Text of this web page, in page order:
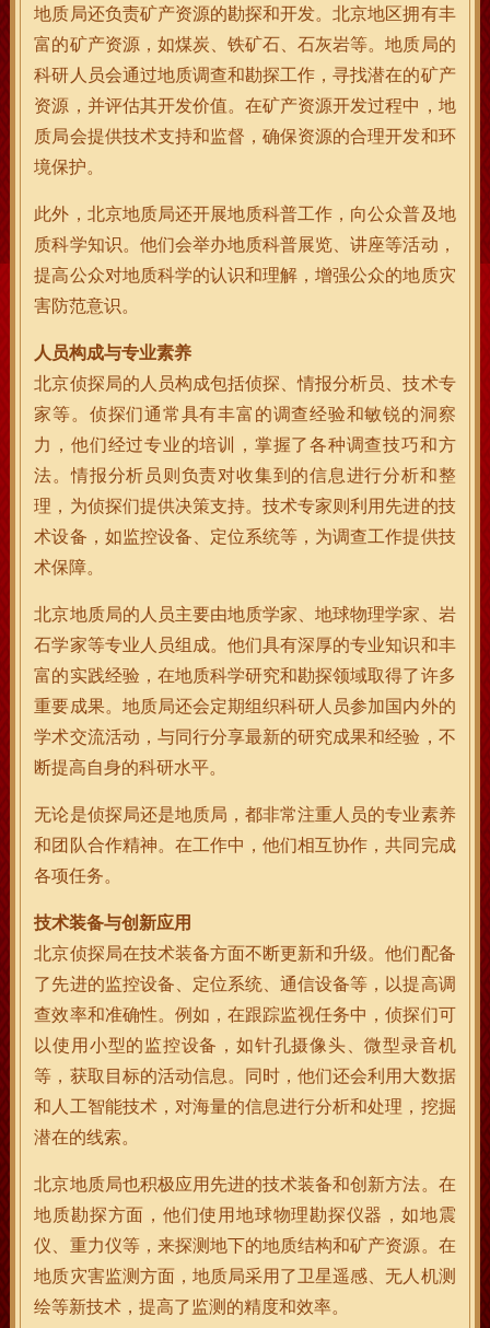
地质局还负责矿产资源的勘探和开发。北京地区拥有丰
富的矿产资源，如煤炭、铁矿石、石灰岩等。地质局的
科研人员会通过地质调查和勘探工作，寻找潜在的矿产
资源，并评估其开发价值。在矿产资源开发过程中，地
质局会提供技术支持和监督，确保资源的合理开发和环
境保护。
此外，北京地质局还开展地质科普工作，向公众普及地
质科学知识。他们会举办地质科普展览、讲座等活动，
提高公众对地质科学的认识和理解，增强公众的地质灾
害防范意识。
人员构成与专业素养
北京侦探局的人员构成包括侦探、情报分析员、技术专
家等。侦探们通常具有丰富的调查经验和敏锐的洞察
力，他们经过专业的培训，掌握了各种调查技巧和方
法。情报分析员则负责对收集到的信息进行分析和整
理，为侦探们提供决策支持。技术专家则利用先进的技
术设备，如监控设备、定位系统等，为调查工作提供技
术保障。
北京地质局的人员主要由地质学家、地球物理学家、岩
石学家等专业人员组成。他们具有深厚的专业知识和丰
富的实践经验，在地质科学研究和勘探领域取得了许多
重要成果。地质局还会定期组织科研人员参加国内外的
学术交流活动，与同行分享最新的研究成果和经验，不
断提高自身的科研水平。
无论是侦探局还是地质局，都非常注重人员的专业素养
和团队合作精神。在工作中，他们相互协作，共同完成
各项任务。
技术装备与创新应用
北京侦探局在技术装备方面不断更新和升级。他们配备
了先进的监控设备、定位系统、通信设备等，以提高调
查效率和准确性。例如，在跟踪监视任务中，侦探们可
以使用小型的监控设备，如针孔摄像头、微型录音机
等，获取目标的活动信息。同时，他们还会利用大数据
和人工智能技术，对海量的信息进行分析和处理，挖掘
潜在的线索。
北京地质局也积极应用先进的技术装备和创新方法。在
地质勘探方面，他们使用地球物理勘探仪器，如地震
仪、重力仪等，来探测地下的地质结构和矿产资源。在
地质灾害监测方面，地质局采用了卫星遥感、无人机测
绘等新技术，提高了监测的精度和效率。